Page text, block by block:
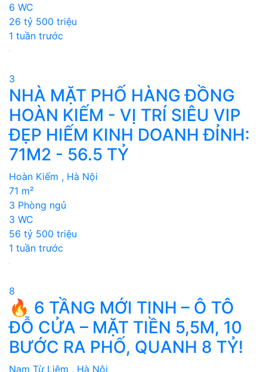
6 WC
26 tỷ 500 triệu
1 tuần trước
3
NHÀ MẶT PHỐ HÀNG ĐỒNG
HOÀN KIẾM - VỊ TRÍ SIÊU VIP
ĐẸP HIẾM KINH DOANH ĐỈNH:
71M2 - 56.5 TỶ
Hoàn Kiếm , Hà Nội
71 m²
3 Phòng ngủ
3 WC
56 tỷ 500 triệu
1 tuần trước
8
🔥 6 TẦNG MỚI TINH – Ô TÔ
ĐỖ CỬA – MẶT TIỀN 5,5M, 10
BƯỚC RA PHỐ, QUANH 8 TỶ!
Nam Từ Liêm , Hà Nội